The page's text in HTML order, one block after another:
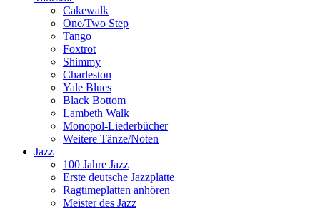
Cakewalk
One/Two Step
Tango
Foxtrot
Shimmy
Charleston
Yale Blues
Black Bottom
Lambeth Walk
Monopol-Liederbücher
Weitere Tänze/Noten
Jazz
100 Jahre Jazz
Erste deutsche Jazzplatte
Ragtimeplatten anhören
Meister des Jazz